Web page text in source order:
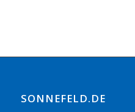
SONNEFELD.DE